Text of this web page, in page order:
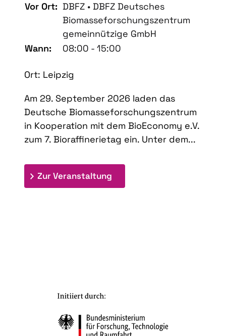
Vor Ort: DBFZ • DBFZ Deutsches
Biomasseforschungszentrum
gemeinnützige GmbH
Wann:
08:00 - 15:00
Ort: Leipzig
Am 29. September 2026 laden das
Deutsche Biomasseforschungszentrum
in Kooperation mit dem BioEconomy e.V.
zum 7. Bioraffinerietag ein. Unter dem...
Zur Veranstaltung